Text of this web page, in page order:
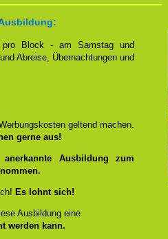
pro Block - am Samstag und
Abreise, Übernachtungen und
geltend machen.
gerne aus!
anerkannte Ausbildung zum
Es lohnt sich!
Ausbildung eine
werden kann.